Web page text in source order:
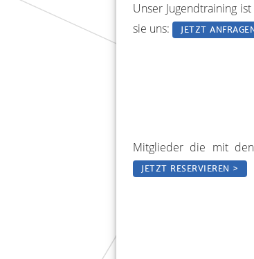
Unser Jugendtraining
sie uns:
JETZT
Mitglieder die mit
JETZT RESERVIEREN >